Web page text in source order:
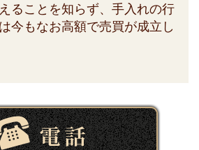
ることを知らず、手入れの行
今もなお高額で売買が成立し